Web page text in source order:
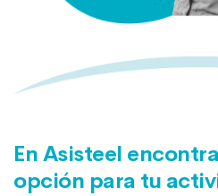
En Asisteel
opción para tu